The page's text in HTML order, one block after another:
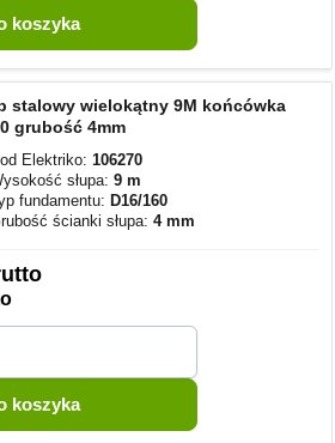
stalowy wielokątny 9M końcówka
grubość 4mm
Elektriko:106270
słupa:9 m
fundamentu: D16/160
ścianki słupa:4 mm